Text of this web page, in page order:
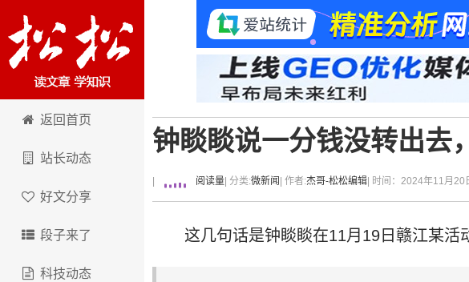
卢松松博客
返回首页
站长动态
好文分享
段子来了
科技动态
钟睒睒说一分钱没转出去
阅读量 | 分类:微新闻 | 作者:杰哥-松松编辑 | 时间：2024年11月20
这几句话是钟睒睒在11月19日赣江某活